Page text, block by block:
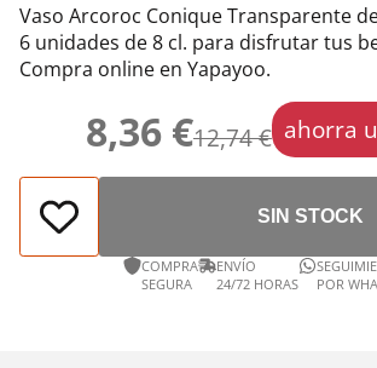
Vaso Arcoroc Conique Transparente
6 unidades de 8 cl. para disfrutar tus
Compra online en Yapayoo.
8,36 €12,74 € ahorra
SIN STOCK
COMPRA
SEGURA
ENVÍO
24/72 HORAS
POR